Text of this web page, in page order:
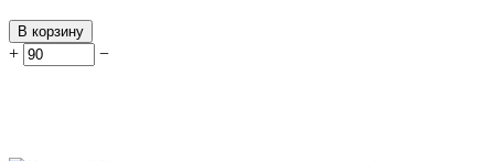
В корзину
+ −